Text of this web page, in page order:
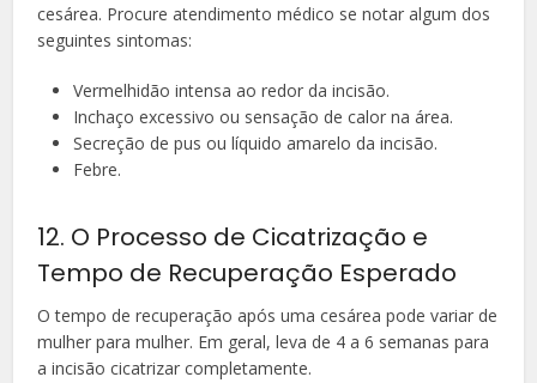
cesárea. Procure atendimento médico se notar algum dos
seguintes sintomas:
Vermelhidão intensa ao redor da incisão.
Inchaço excessivo ou sensação de calor na área.
Secreção de pus ou líquido amarelo da incisão.
Febre.
12. O Processo de Cicatrização e
Tempo de Recuperação Esperado
O tempo de recuperação após uma cesárea pode variar de
mulher para mulher. Em geral, leva de 4 a 6 semanas para
a incisão cicatrizar completamente.